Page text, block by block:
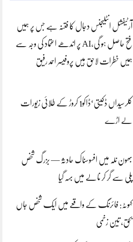
آرٹیفشل انٹلیجنس دجال کا فتنہ ہے جس پر ہمیں
فتح حاصل ہو گی،AI پر اندھے اعتماد کی وجہ سے
ہمیں خطرات لاحق ہیں پروفیسر احمد رفیق
کلرسیداں ڈکیتی‘ڈاکو1 کروڑ کے طلائی زیورات
لے اڑے
بھون نلہ میں افسوسناک حادثہ — بزرگ شخص
پلی سے گر کر نالے میں بہہ گیا
کہوٹہ: فائرنگ کے واقعے میں ایک شخص جاں
بحق، تین زخمی